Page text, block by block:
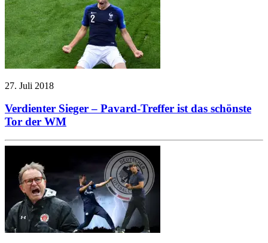
27. Juli 2018
Verdienter Sieger – Pavard-Treffer ist das schönste
Tor der WM